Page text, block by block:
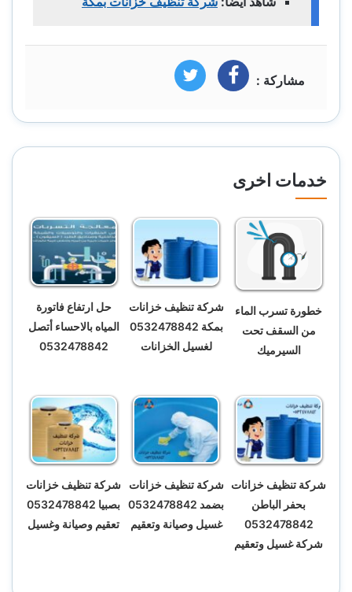
مشاركة : فيسبوك تويتر
خدمات اخرى
خطورة تسرب الماء
من السقف تحت
السيرميك
شركة تنظيف خزانات
بمكة 0532478842
لغسيل الخزانات
حل ارتفاع فاتورة
المياه بالاحساء أتصل
0532478842
شركة تنظيف خزانات
بحفر الباطن
0532478842
شركة غسيل وتعقيم
شركة تنظيف خزانات
بضمد 0532478842
غسيل وصيانة وتعقيم
شركة تنظيف خزانات
بصبيا 0532478842
تعقيم وصيانة وغسيل